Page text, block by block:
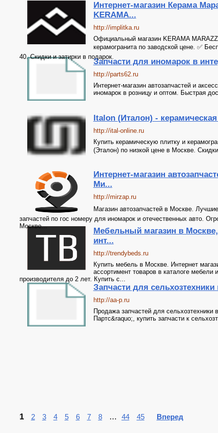
Интернет-магазин Керама
KERAMA...
http://implitka.ru
Официальный магазин KERAMA
керамогранита по заводской цене. ✅
40. Скидки и затирки в подарок.
Запчасти для иномарок в
http://parts62.ru
Интернет-магазин автозапчастей и
иномарок в розницу и оптом. Быстрая
Italon (Италон) -
http://ital-online.ru
Купить керамическую плитку и
(Эталон) по низкой цене в Москве.
Интернет-магазин
Ми...
http://mirzap.ru
Магазин автозапчастей в Москве.
запчастей по гос номеру для иномарок и отечественных авто.
Москве...
Мебельный магазин в
инт...
http://trendybeds.ru
Купить мебель в Москве. Интернет
ассортимент товаров в каталоге мебели
производителя до 2 лет. Купить с...
Запчасти для
http://aa-p.ru
Продажа запчастей для сельхозтехники
Партс&raquo;, купить запчасти к
1 2 3 4 5 6 7 8... 44 45 Вперед